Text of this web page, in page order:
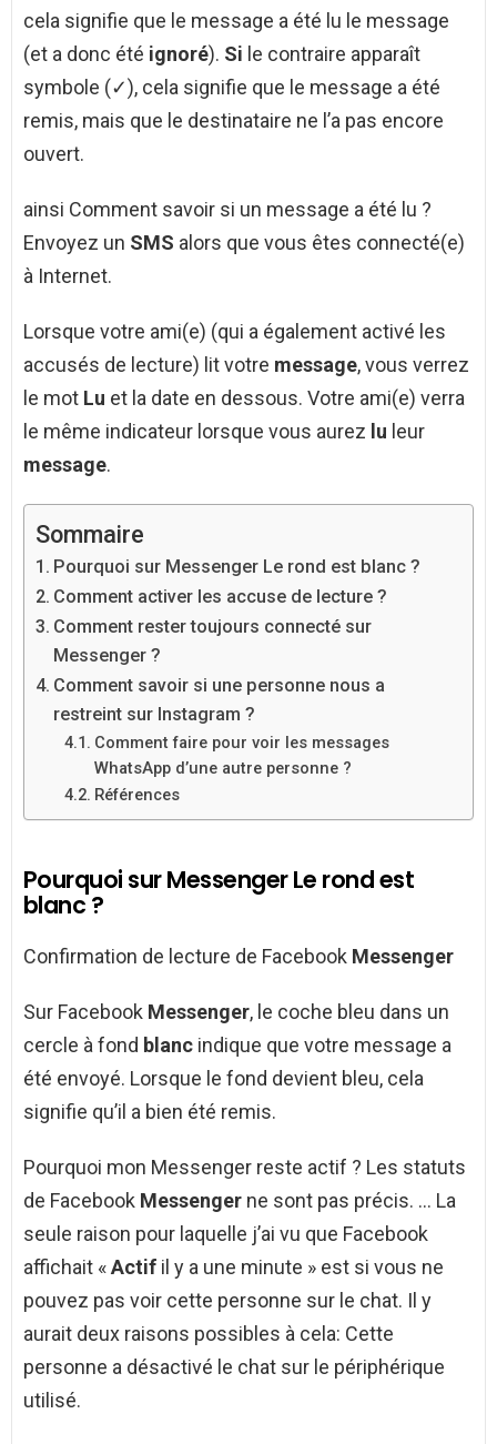
cela signifie que le message a été lu le message
(et a donc été ignoré). Si le contraire apparaît
symbole (✓), cela signifie que le message a été
remis, mais que le destinataire ne l’a pas encore
ouvert.
ainsi Comment savoir si un message a été lu ?
Envoyez un SMS alors que vous êtes connecté(e)
à Internet.
Lorsque votre ami(e) (qui a également activé les
accusés de lecture) lit votre message, vous verrez
le mot Lu et la date en dessous. Votre ami(e) verra
le même indicateur lorsque vous aurez lu leur
message.
Sommaire
Pourquoi sur Messenger Le rond est blanc ?
Comment activer les accuse de lecture ?
Comment rester toujours connecté sur
Messenger ?
Comment savoir si une personne nous a
restreint sur Instagram ?
Comment faire pour voir les messages
WhatsApp d’une autre personne ?
Références
Pourquoi sur Messenger Le rond est
blanc ?
Confirmation de lecture de Facebook Messenger
Sur Facebook Messenger, le coche bleu dans un
cercle à fond blanc indique que votre message a
été envoyé. Lorsque le fond devient bleu, cela
signifie qu’il a bien été remis.
Pourquoi mon Messenger reste actif ? Les statuts
de Facebook Messenger ne sont pas précis. … La
seule raison pour laquelle j’ai vu que Facebook
affichait «Actif il y a une minute » est si vous ne
pouvez pas voir cette personne sur le chat. Il y
aurait deux raisons possibles à cela: Cette
personne a désactivé le chat sur le périphérique
utilisé.